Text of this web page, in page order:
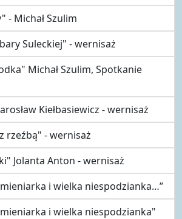
- Michał Szulim
Suleckiej" - wernisaż
Michał Szulim, Spotkanie
Kiełbasiewicz - wernisaż
rzeźbą" - wernisaż
Jolanta Anton - wernisaż
i wielka niespodzianka…”
i wielka niespodzianka"